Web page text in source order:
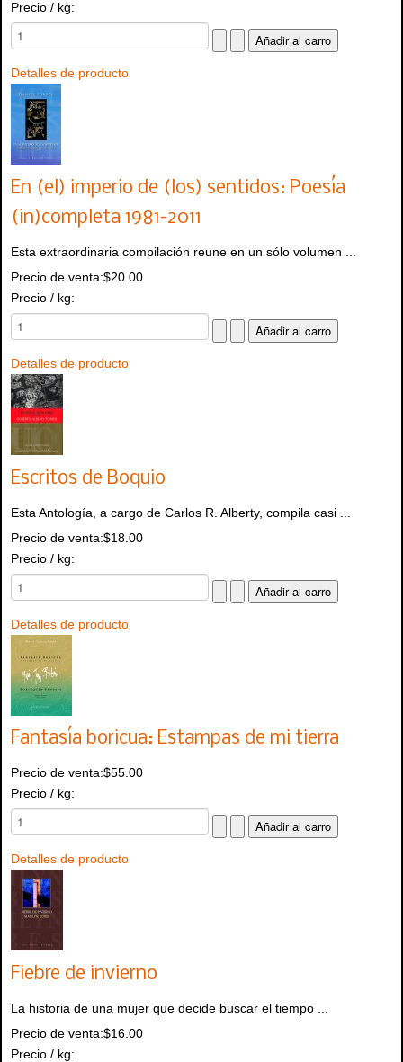
Precio / kg:
Detalles de producto
En (el) imperio de (los) sentidos: Poesía
(in)completa 1981-2011
Esta extraordinaria compilación reune en un sólo volumen ...
Precio de venta:$20.00
Precio / kg:
Detalles de producto
Escritos de Boquio
Esta Antología, a cargo de Carlos R. Alberty, compila casi ...
Precio de venta:$18.00
Precio / kg:
Detalles de producto
Fantasía boricua: Estampas de mi tierra
Precio de venta:$55.00
Precio / kg:
Detalles de producto
Fiebre de invierno
La historia de una mujer que decide buscar el tiempo ...
Precio de venta:$16.00
Precio / kg: